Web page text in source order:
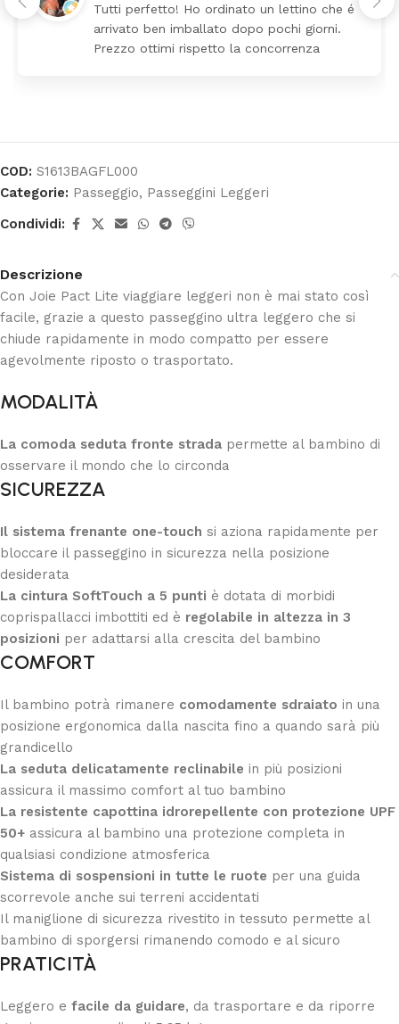
Tutti perfetto! Ho ordinato un lettino che é
arrivato ben imballato dopo pochi giorni.
Prezzo ottimi rispetto la concorrenza
COD: S1613BAGFL000
Categorie: Passeggio, Passeggini Leggeri
Condividi:
Descrizione
Con Joie Pact Lite viaggiare leggeri non è mai stato così
facile, grazie a questo passeggino ultra leggero che si
chiude rapidamente in modo compatto per essere
agevolmente riposto o trasportato.
MODALITÀ
La comoda seduta fronte strada permette al bambino di
osservare il mondo che lo circonda
SICUREZZA
Il sistema frenante one-touch si aziona rapidamente per
bloccare il passeggino in sicurezza nella posizione
desiderata
La cintura SoftTouch a 5 punti è dotata di morbidi
coprispallacci imbottiti ed è regolabile in altezza in 3
posizioni per adattarsi alla crescita del bambino
COMFORT
Il bambino potrà rimanere comodamente sdraiato in una
posizione ergonomica dalla nascita fino a quando sarà più
grandicello
La seduta delicatamente reclinabile in più posizioni
assicura il massimo comfort al tuo bambino
La resistente capottina idrorepellente con protezione UPF
50+ assicura al bambino una protezione completa in
qualsiasi condizione atmosferica
Sistema di sospensioni in tutte le ruote per una guida
scorrevole anche sui terreni accidentati
Il maniglione di sicurezza rivestito in tessuto permette al
bambino di sporgersi rimanendo comodo e al sicuro
PRATICITÀ
Leggero e facile da guidare, da trasportare e da riporre